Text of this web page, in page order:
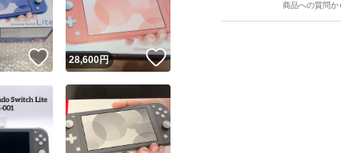
ユーザーの実績について
定めた一定の基準を満たしたユーザーにバッジを付与しています
者 Yahoo!フリマの基準をクリアした安心・安全なユーザーです
商品への質問か
この商品の情報をコピーします
いいね！
28,600円 いいね！